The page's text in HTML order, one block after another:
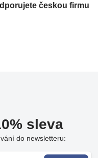
českou firmu
sleva
do newsletteru: